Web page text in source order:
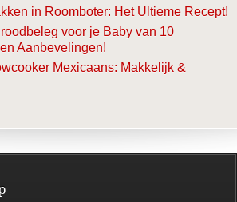
in Roomboter: Het Ultieme Recept!
voor je Baby van 10
Aanbevelingen!
Mexicaans: Makkelijk &